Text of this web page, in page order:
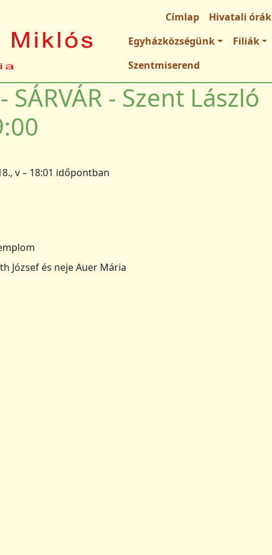
Fő navigációCímlap Hivatali órák
Egyházközségünk
Filiák
Szentmiserend
- Szent László
v – 18:01 időpontban
József és neje Auer Mária